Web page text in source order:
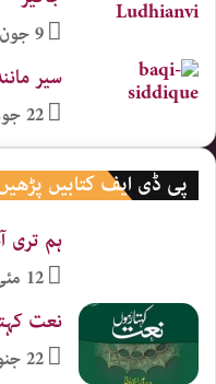
9 جون, 2020
سیر
22 جون, 2020
پی ڈی ایف کتابیں
ہم تری
12 مئی, 2024
نعت
22 جنوری, 2025